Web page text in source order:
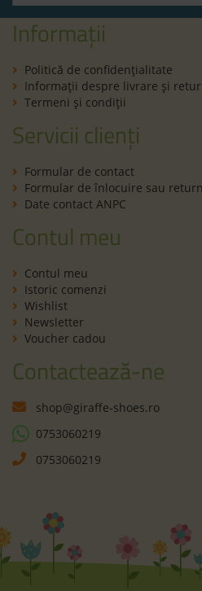
Informații
Politică de confidenţialitate
Informaţii despre livrare și
Termeni şi condiţii
Servicii clienți
Formular de contact
Formular de înlocuire sau
Date contact ANPC
Contul meu
Contul meu
Istoric comenzi
Wishlist
Newsletter
Voucher cadou
Contactează-ne
shop@giraffe-shoes.ro
0753060219
0753060219